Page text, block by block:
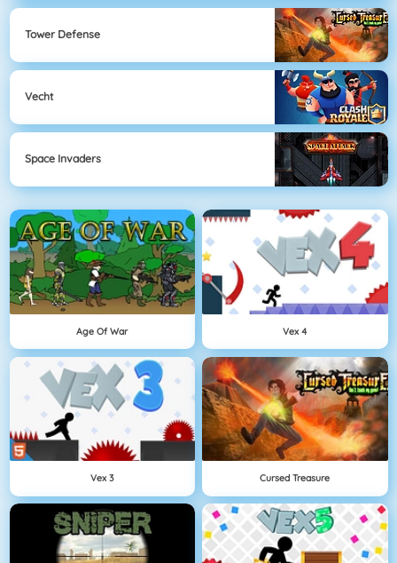
Tower Defense
Vecht
Space Invaders
Age Of War Vex 4
Vex 3 Cursed Treasure